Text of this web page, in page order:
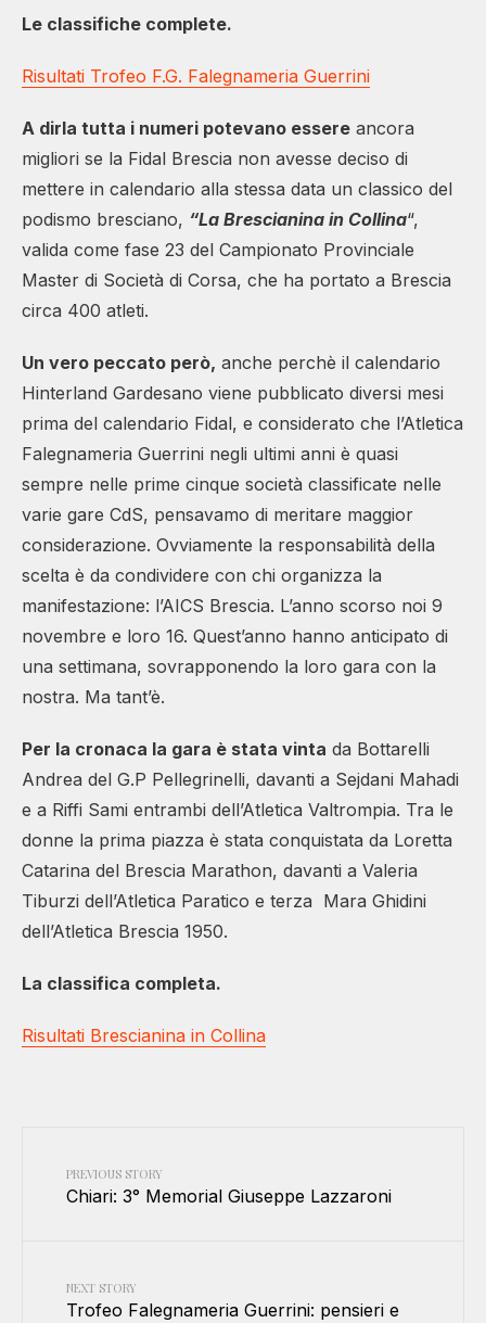
Le classifiche complete.
Risultati Trofeo F.G. Falegnameria Guerrini
A dirla tutta i numeri potevano essere ancora
migliori se la Fidal Brescia non avesse deciso di
mettere in calendario alla stessa data un classico del
podismo bresciano, “La Brescianina in Collina“,
valida come fase 23 del Campionato Provinciale
Master di Società di Corsa, che ha portato a Brescia
circa 400 atleti.
Un vero peccato però, anche perchè il calendario
Hinterland Gardesano viene pubblicato diversi mesi
prima del calendario Fidal, e considerato che l’Atletica
Falegnameria Guerrini negli ultimi anni è quasi
sempre nelle prime cinque società classificate nelle
varie gare CdS, pensavamo di meritare maggior
considerazione. Ovviamente la responsabilità della
scelta è da condividere con chi organizza la
manifestazione: l’AICS Brescia. L’anno scorso noi 9
novembre e loro 16. Quest’anno hanno anticipato di
una settimana, sovrapponendo la loro gara con la
nostra. Ma tant’è.
Per la cronaca la gara è stata vinta da Bottarelli
Andrea del G.P Pellegrinelli, davanti a Sejdani Mahadi
e a Riffi Sami entrambi dell’Atletica Valtrompia. Tra le
donne la prima piazza è stata conquistata da Loretta
Catarina del Brescia Marathon, davanti a Valeria
Tiburzi dell’Atletica Paratico e terza Mara Ghidini
dell’Atletica Brescia 1950.
La classifica completa.
Risultati Brescianina in Collina
PREVIOUS STORY
Chiari: 3° Memorial Giuseppe Lazzaroni
NEXT STORY
Trofeo Falegnameria Guerrini: pensieri e